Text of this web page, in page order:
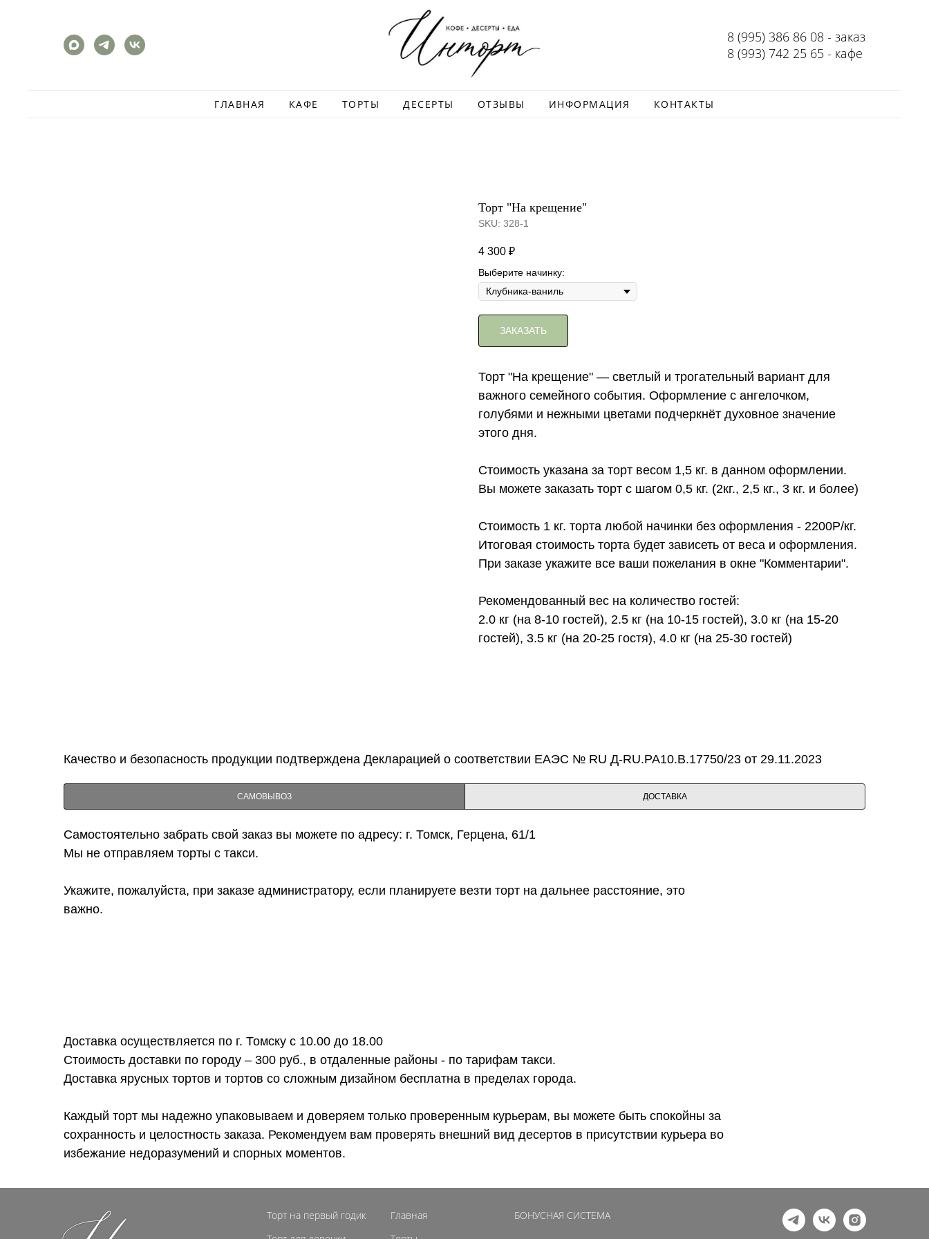
8 (995) 386 86 08 - заказ
8 (993) 742 25 65 - кафе
ГЛАВНАЯ КАФЕ ТОРТЫ ДЕСЕРТЫ ОТЗЫВЫ ИНФОРМАЦИЯ КОНТАКТЫ
Торт "На крещение"
SKU: 328-1
4 300 ₽
Выберите начинку:
ЗАКАЗАТЬ
Торт "На крещение" — светлый и трогательный вариант для
важного семейного события. Оформление с ангелочком,
голубями и нежными цветами подчеркнёт духовное значение
этого дня.
Стоимость указана за торт весом 1,5 кг. в данном оформлении.
Вы можете заказать торт с шагом 0,5 кг. (2кг., 2,5 кг., 3 кг. и более)
Стоимость 1 кг. торта любой начинки без оформления - 2200Р/кг.
Итоговая стоимость торта будет зависеть от веса и оформления.
При заказе укажите все ваши пожелания в окне "Комментарии".
Рекомендованный вес на количество гостей:
2.0 кг (на 8-10 гостей), 2.5 кг (на 10-15 гостей), 3.0 кг (на 15-20
гостей), 3.5 кг (на 20-25 гостя), 4.0 кг (на 25-30 гостей)
Качество и безопасность продукции подтверждена Декларацией о соответствии ЕАЭС № RU Д-RU.PA10.B.17750/23 от 29.11.2023
САМОВЫВОЗ ДОСТАВКА
Самостоятельно забрать свой заказ вы можете по адресу: г. Томск, Герцена, 61/1
Мы не отправляем торты с такси.
Укажите, пожалуйста, при заказе администратору, если планируете везти торт на дальнее расстояние, это
важно.
Доставка осуществляется по г. Томску с 10.00 до 18.00
Стоимость доставки по городу – 300 руб., в отдаленные районы - по тарифам такси.
Доставка ярусных тортов и тортов со сложным дизайном бесплатна в пределах города.
Каждый торт мы надежно упаковываем и доверяем только проверенным курьерам, вы можете быть спокойны за
сохранность и целостность заказа. Рекомендуем вам проверять внешний вид десертов в присутствии курьера во
избежание недоразумений и спорных моментов.
Торт на первый годик
Главная
БОНУСНАЯ СИСТЕМА